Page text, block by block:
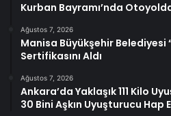
Kurban Bayramı’nda
Ağustos 7, 2026
Manisa Büyükşehir Belediyesi
Sertifikasını Aldı
Ağustos 7, 2026
Ankara’da Yaklaşık 111 Kilo
30 Bini Aşkın Uyuşturucu Hap